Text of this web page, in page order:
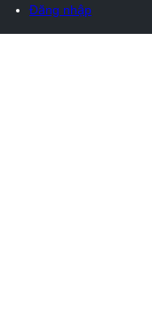
Đăng nhập